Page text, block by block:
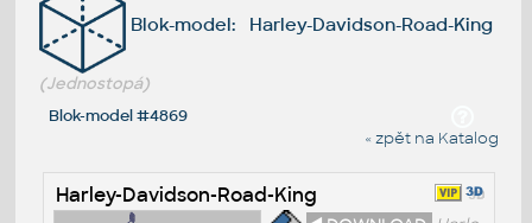
Blok-model: Harley-Davidson-Road-King
(Jednostopá)
Blok-model #4869
« zpět na Katalog
Harley-Davidson-Road-King